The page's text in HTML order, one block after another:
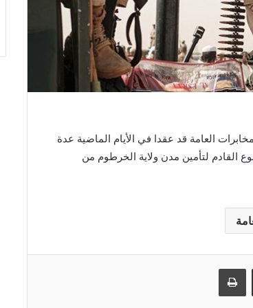
العامة قد عقدا في الأيام الماضية عدة
القادم لتأمين مدن ولاية الخرطوم من
مشاركة عبر البريد طباعة